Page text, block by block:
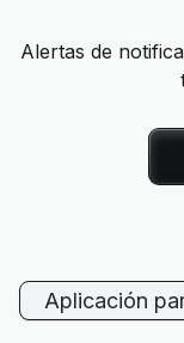
Alertas de
Aplicación